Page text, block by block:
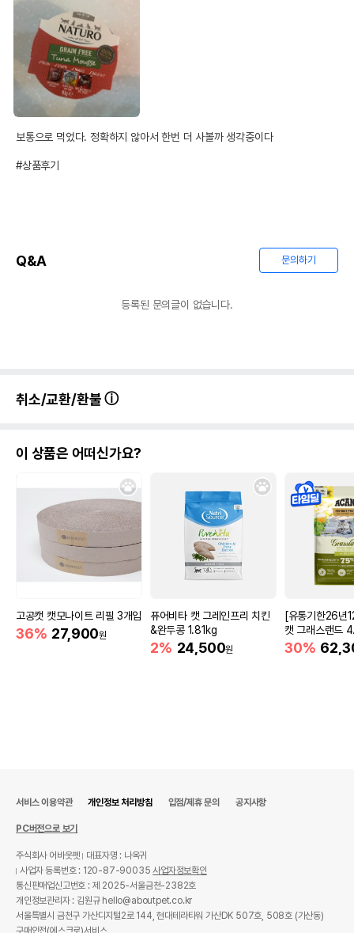
상품 필수 정보
품명 및 모델명 내추로 캣 침치 무스 캔 85g
받았음을 확인할수 있는
경우 그에 대한 사항
상품상세설명 참조
영국
유통기한
이후인 상품이 출고됩니다.
보통으로 먹었다. 정확하지 않아서 한번 더 사볼까 생각중이다
#상품후기
Q&A 문의하기
등록된 문의글이 없습니다.
취소/교환/환불
이 상품은 어떠신가요?
고공캣 캣모나이트 리필 3개입
36% 27,900원
퓨어비타 캣 그레인프리 치킨
&완두콩 1.81kg
2% 24,500원
[유통기한26년
캣 그래스랜드
30%
서비스 이용약관 개인정보 처리방침 입점/제휴 문의 공지사항
PC버전으로 보기
주식회사 어바웃펫
대표자명 : 나옥귀
사업자 등록번호 : 120-87-90035사업자정보확인
통신판매업신고번호 : 제 2025-서울금천-2382호
개인정보관리자 : 김원규 hello@aboutpet.co.kr
서울특별시 금천구 가산디지털2로 144, 현대테라타워 가산DK 507호, 508호 (가산동)
구매안전(에스크로)서비스